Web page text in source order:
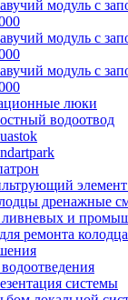
модуль с
модуль с
модуль с
люки
водоотвод
элемент
дренажные
и
ремонта колодца
системы